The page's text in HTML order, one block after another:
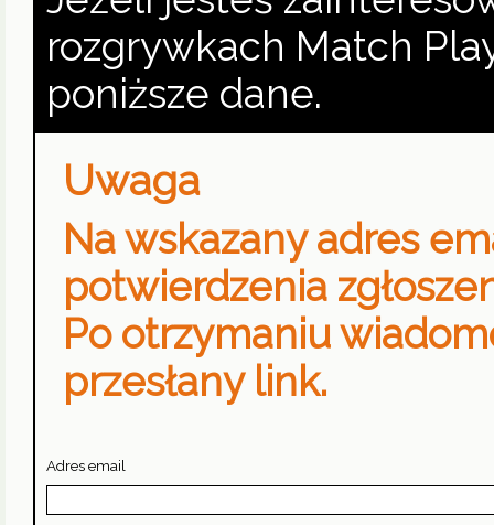
rozgrywkach Match
poniższe dane.
Uwaga
Na wskazany adres
potwierdzenia
Po otrzymaniu
przesłany link.
Adres email